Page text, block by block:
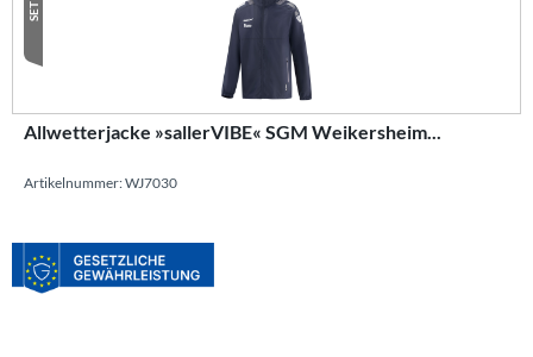
SET
Allwetterjacke »sallerVIBE« SGM Weikersheim...
Artikelnummer: WJ7030